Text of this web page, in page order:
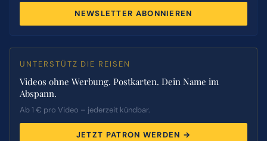
NEWSLETTER ABONNIEREN
UNTERSTÜTZ DIE REISEN
Videos ohne Werbung. Postkarten. Dein Name im
Abspann.
Ab 1 € pro Video – jederzeit kündbar.
JETZT PATRON WERDEN →